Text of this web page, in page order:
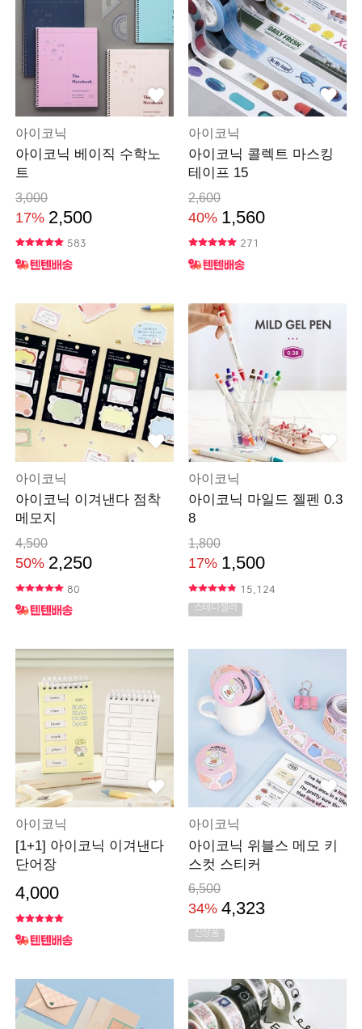
아이코닉
아이코닉 베이직 수학노
트
3,000
17% 2,500
583
아이코닉
아이코닉 콜렉트 마스킹
테이프 15
2,600
40% 1,560
271
아이코닉
아이코닉 이겨낸다 점착
메모지
4,500
50% 2,250
80
아이코닉
아이코닉 마일드 젤펜 0.3
8
1,800
17% 1,500
15,124
스테디셀러
아이코닉
[1+1] 아이코닉 이겨낸다
단어장
4,000
아이코닉
아이코닉 위블스 메모 키
스컷 스티커
6,500
34% 4,323
신상품